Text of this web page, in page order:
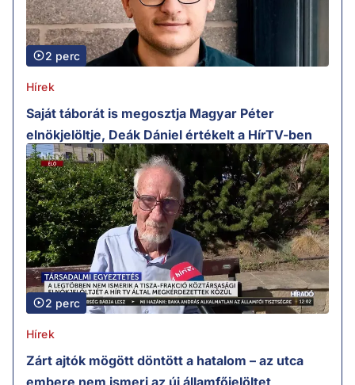
2 perc
Hírek
Saját táborát is megosztja Magyar Péter
elnökjelöltje, Deák Dániel értékelt a HírTV-ben
2 perc
Hírek
Zárt ajtók mögött döntött a hatalom – az utca
embere nem ismeri az új államfőjelöltet